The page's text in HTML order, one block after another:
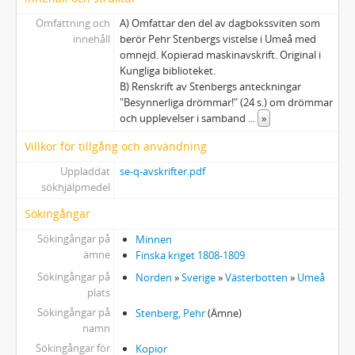
58 - Bygdén, Leonard: Koncept till reseberättelse, Jämtland 1882
59 - Visitationshandlingar, Edefors församling, 1906
60 - Visitationshandlingar, Karesuando församling, 1905
61 - Lindgren, Gunnar, Kolonisationen av övre Örådalen
62 - Geometrisk jordebok (Ångermanland, Västerbotten, Norrbotten)
63 - Karta över Umeå prästbords ägor, 1600-talet
64 - Hans Jonsson Tunaei Prästekrönika
65 - Mantalslängder, Piteå socken 1782, 1783 och Piteå stad 1812
67 - Dahlbäck, Sigurd, Förteckning över föremål inköpta på Holmön 1915
69 - Kyrkoherden i Piteå landsförsamling Theophilus Ol Gran (1723-1797): Några samlade tekn..
70 - Hülpherska samlingen (delar av) Samling af bref, handlingar, anteckningar m.m.
71 - Visitationsakter mm rörande Gällivare lappskola (1757-1879)
72 - Visitationsakter mm rörande Jokkmokks lappskola (1750-1873)
73 - Henrysson, Sten, professor, (1921-1998), Forskningsmaterial angående ffa samer och sameskolor
74 - Liljeblad, Samuel, DIARIUM för en Lappsk Resa. Anträdd d. 29 Maji 1788
75 - Roteringslängder, Umeå,rote Bygdeå, Lövångers, Burträsks och Skellefteå kompanier 1695
76 - Lannavaara-arkivet
Omfattning och
innehåll
A) Omfattar den del av dagbokssviten som
berör Pehr Stenbergs vistelse i Umeå med
omnejd. Kopierad maskinavskrift. Original i
Kungliga biblioteket.
B) Renskrift av Stenbergs anteckningar
"Besynnerliga drömmar!" (24 s.) om drömmar
och upplevelser i samband ... »
Villkor för tillgång och användning
Uppladdat
sökhjälpmedel
se-q-avskrifter.pdf
Sökingångar
Sökingångar på
ämne
Minnen
Finska kriget 1808-1809
Sökingångar på
plats
Norden »Sverige»Västerbotten » Umeå
Sökingångar på
namn
Stenberg, Pehr(Ämne)
Sökingångar för
Kopior